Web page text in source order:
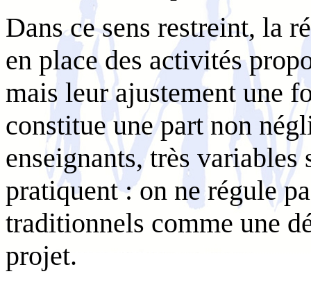
Dans ce sens restreint, la
en place des activités
mais leur ajustement une
constitue une part non
enseignants, très
pratiquent : on ne régule
traditionnels comme une
projet.